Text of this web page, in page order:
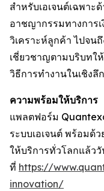
สำหรับเอเจนต์เฉพา
อาชญากรรมทางการ
วิเคราะห์ลูกค้า ไปจน
เชี่ยวชาญตามบริบทใ
วิธีการทำงานในเชิงลึ
ความพร้อมให้บริการ
แพลตฟอร์ม
ระบบเอเจนต์ พร้อมด้
ให้บริการทั่วโลกแล้ว
ที่ https://
innovation/